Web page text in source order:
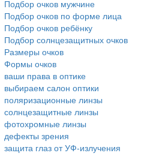
Подбор очков мужчине
Подбор очков по форме лица
Подбор очков ребёнку
Подбор солнцезащитных очков
Размеры очков
Формы очков
ваши права в оптике
выбираем салон оптики
поляризационные линзы
солнцезащитные линзы
фотохромные линзы
дефекты зрения
защита глаз от УФ-излучения